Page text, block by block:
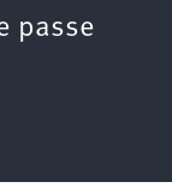
passe